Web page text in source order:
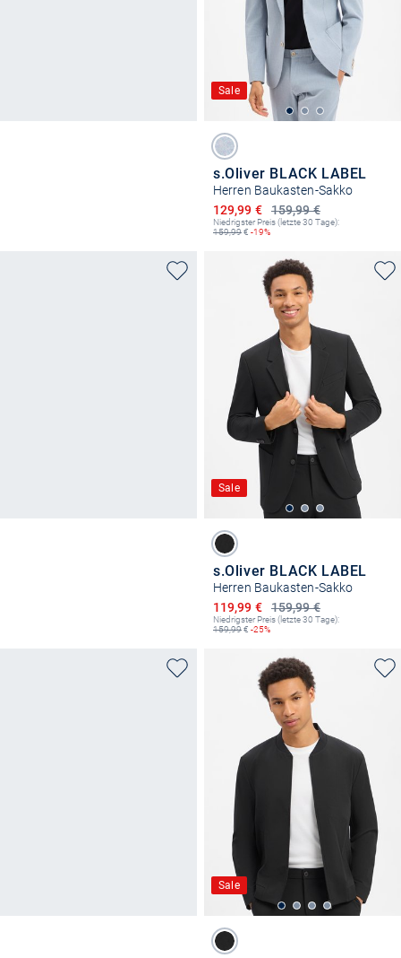
Sale
s.Oliver BLACK LABEL
Herren Baukasten-Sakko
159,99 €
Ermäßigter Preis
129,99 €
Niedrigster Preis (letzte 30 Tage):
159,99€ -19%
Sale
s.Oliver BLACK LABEL
Herren Baukasten-Sakko
159,99 €
Ermäßigter Preis
119,99 €
Niedrigster Preis (letzte 30 Tage):
159,99€ -25%
Sale